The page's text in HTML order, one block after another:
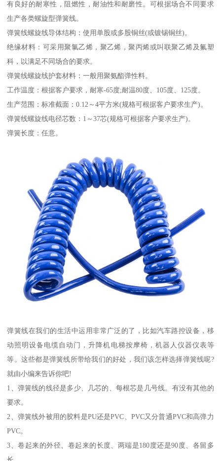
有良好的耐寒性，阻燃性，耐油性和耐磨性。可根据场合不同要求
生产各类螺旋型弹簧线。
弹簧线螺旋线导体结构：使用单股或多股铜丝(或镀锡铜丝)。
绝缘材料：可采用聚氯乙烯，聚乙烯，聚丙烯或叫联聚乙烯及氟塑
科，以满足不同场合的要求。
弹簧线螺旋线护套材料：一般用聚氨酯弹性料。
工作温度：根据客户要求，耐寒-65度;耐温80度、105度、125度。
生产范围：标准截面：0.12～4平方米(规格可根据客户要求生产)。
弹簧线螺旋线电径芯数：1～37芯(规格可根据客户要求生产)。
弹簧长度：任意。
弹簧线在我们的生活中运用非常广泛的了，比如汽车路控设备，移
动照明设备电缆自动门，升降机电梯按摩椅，机器人仪器仪表等
等。这些都是弹簧线所带给我们的好处，我们该怎样选择弹簧线呢?
就由小编来告诉你吧!
1、弹簧线的线径是多少、几芯的、每根芯是几号线。有没有其他的
要求。
2、弹簧线外被用的胶料是PU还是PVC、PVC又分普通PVC和高弹力
PVC。
3、卷起来的外径、卷起来的长度、两端是180度还是90度、各留多